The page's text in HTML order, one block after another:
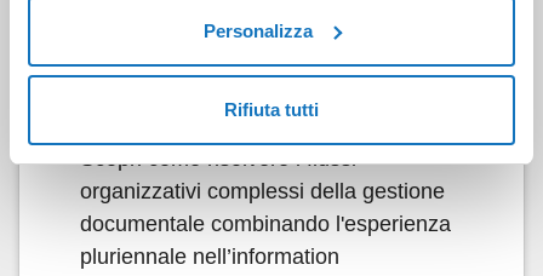
Personalizza
Rifiuta tutti
Nicoletta Pisanu, giornalista, Network Digital
Scopri come risolvere i flussi
organizzativi complessi della gestione
documentale combinando l'esperienza
pluriennale nell’information